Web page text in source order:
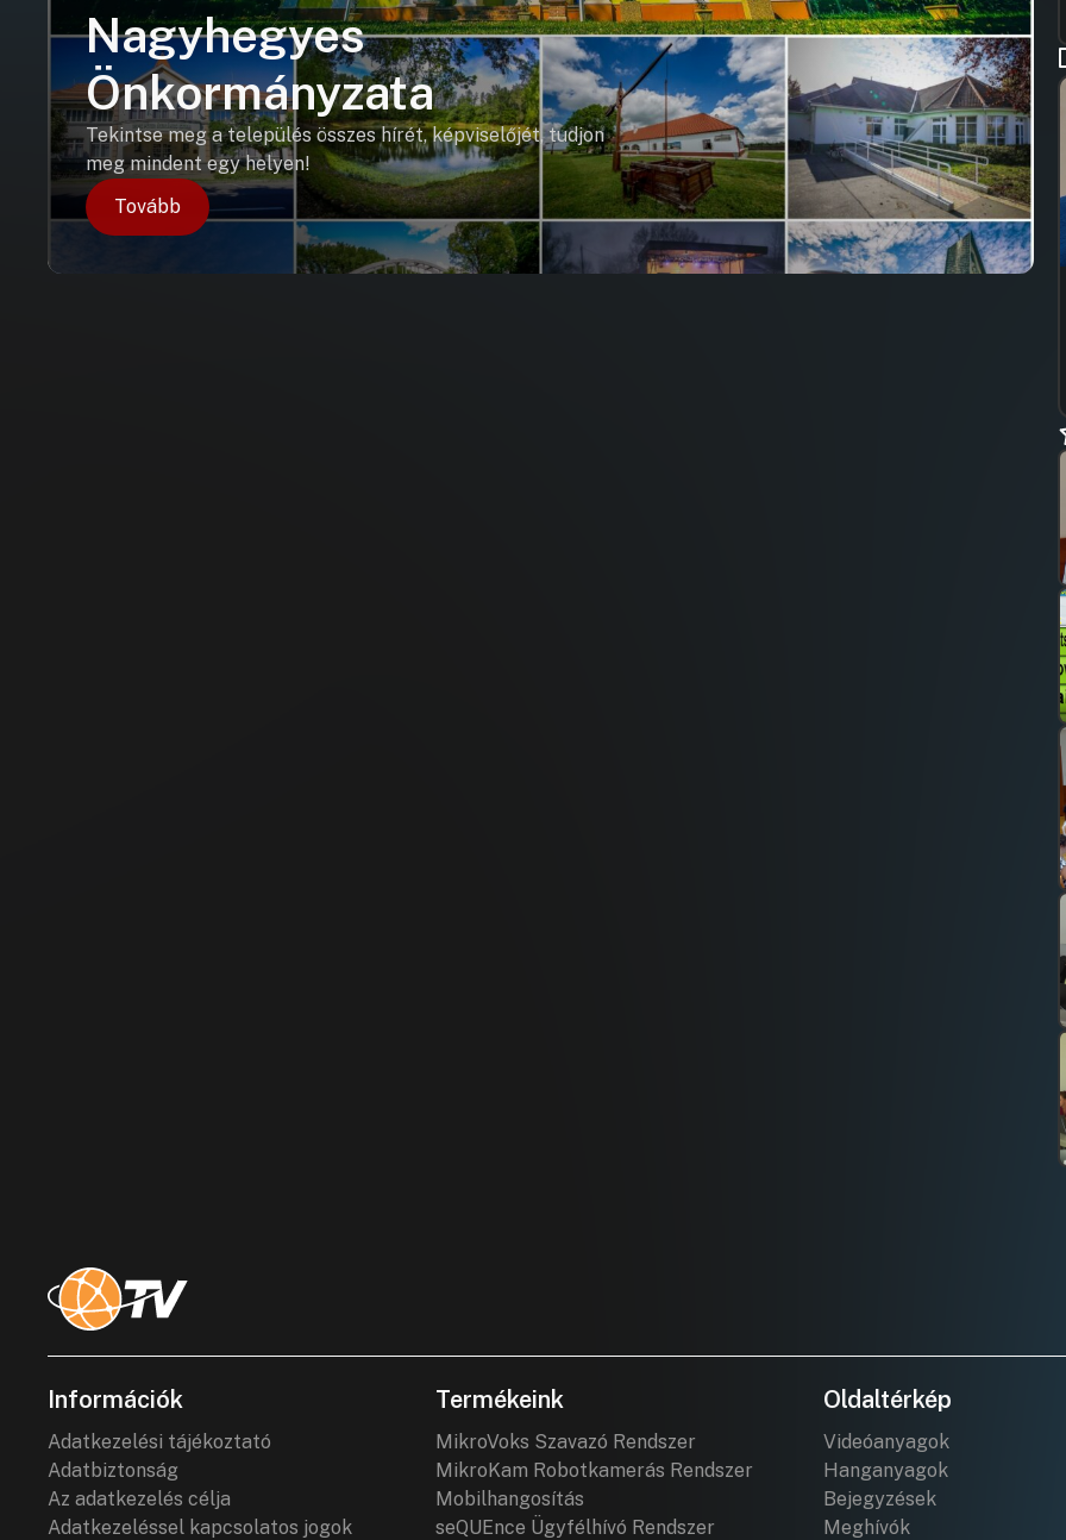
Nagyhegyes
Önkormányzata
Tekintse meg a település összes hírét, képviselőjét, tudjon
meg mindent egy helyen!
Tovább
Információk
Adatkezelési tájékoztató
Adatbiztonság
Az adatkezelés célja
Adatkezeléssel kapcsolatos jogok
Termékeink
MikroVoks Szavazó Rendszer
MikroKam Robotkamerás Rendszer
Mobilhangosítás
seQUEnce Ügyfélhívó Rendszer
Oldaltérkép
Videóanyagok
Hanganyagok
Bejegyzések
Meghívók